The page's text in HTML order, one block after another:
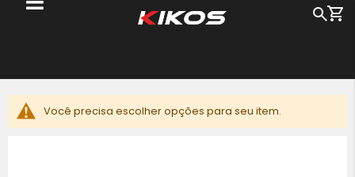
Você precisa escolher opções para seu item.